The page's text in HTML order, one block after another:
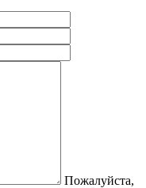
Пожалуйста,